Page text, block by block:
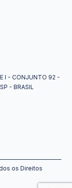
I - CONJUNTO 92 -
- BRASIL
os Direitos